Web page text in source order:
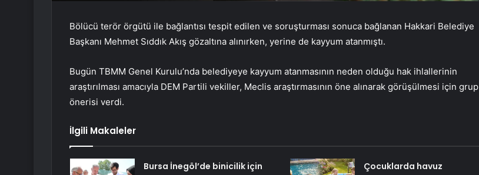
Bölücü terör örgütü ile bağlantısı tespit edilen ve soruşturması sonuca bağlanan Hakkari Belediye
Başkanı Mehmet Sıddık Akış gözaltına alınırken, yerine de kayyum atanmıştı.
Bugün TBMM Genel Kurulu’nda belediyeye kayyum atanmasının neden olduğu hak ihlallerinin
araştırılması amacıyla DEM Partili vekiller, Meclis araştırmasının öne alınarak görüşülmesi için grup
önerisi verdi.
İlgili Makaleler
Bursa İnegöl’de binicilik için
Çocuklarda havuz